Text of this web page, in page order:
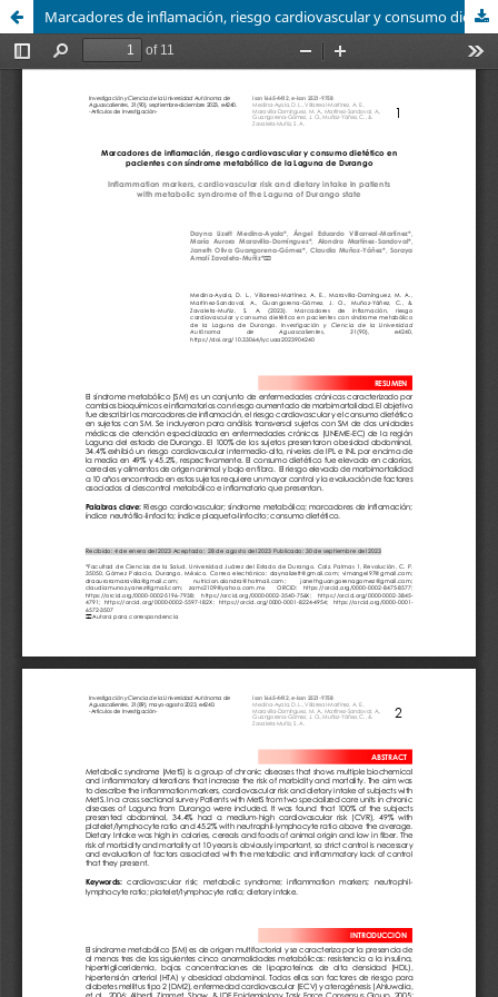
Marcadores de inflamación, riesgo cardiovascular y consumo dietético en pacientes con síndrome metabólico de la Laguna de Durango